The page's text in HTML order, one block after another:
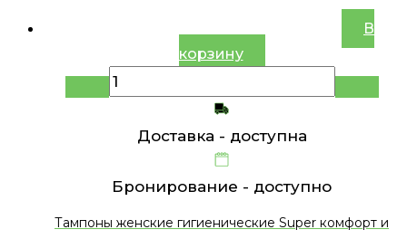
В
корзину
Доставка - доступна
Бронирование - доступно
Тампоны женские гигиенические Super комфорт и